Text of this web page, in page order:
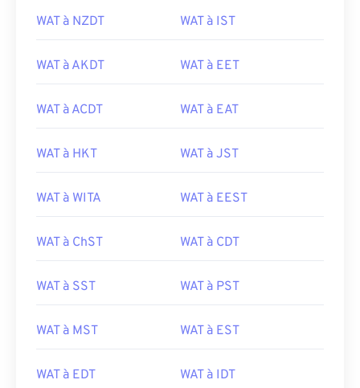
WAT à NZDT WAT à IST
WAT à AKDT WAT à EET
WAT à ACDT WAT à EAT
WAT à HKT WAT à JST
WAT à WITA WAT à EEST
WAT à ChST WAT à CDT
WAT à SST WAT à PST
WAT à MST WAT à EST
WAT à EDT WAT à IDT